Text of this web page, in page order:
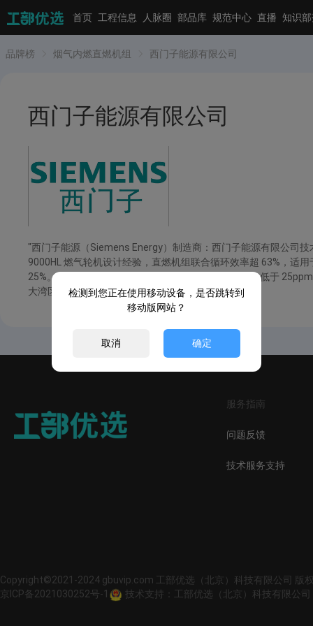
首页 工程信息 人脉圈 部品库 规范中心 直播 知识
品牌榜 烟气内燃直燃机组 西门子能源有限公司
西门子能源有限公司
"西门子能源（Siemens Energy）制造商：西门子能源有限公司
9000HL 燃气轮机设计经验，直燃机组联合循环效率超 63%，适
25%。低 NOx 燃烧器：采用 DLN2.6 + 技术，NOx 排放低于
大湾区绿色能源示范工程。"
服务指南
问题反馈
技术服务支持
Copyright©2021-2024 gbuvip.com 工部优选（北京）科技有限公司 版
京ICP备2021030252号-1
技术支持：工部优选（北京）科技有限公司
检测到您正在使用移动设备，是否跳转到
移动版网站？
取消 确定